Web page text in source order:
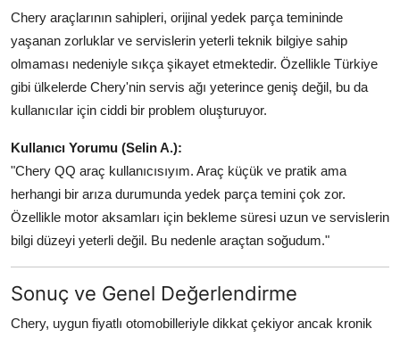
Chery araçlarının sahipleri, orijinal yedek parça temininde
yaşanan zorluklar ve servislerin yeterli teknik bilgiye sahip
olmaması nedeniyle sıkça şikayet etmektedir. Özellikle Türkiye
gibi ülkelerde Chery'nin servis ağı yeterince geniş değil, bu da
kullanıcılar için ciddi bir problem oluşturuyor.
Kullanıcı Yorumu (Selin A.):
"Chery QQ araç kullanıcısıyım. Araç küçük ve pratik ama
herhangi bir arıza durumunda yedek parça temini çok zor.
Özellikle motor aksamları için bekleme süresi uzun ve servislerin
bilgi düzeyi yeterli değil. Bu nedenle araçtan soğudum."
Sonuç ve Genel Değerlendirme
Chery, uygun fiyatlı otomobilleriyle dikkat çekiyor ancak kronik